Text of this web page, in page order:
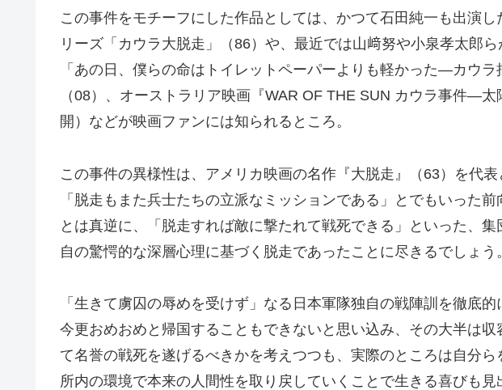
この事件をモチーフにした作品としては、かつて石田純一も出演
リーズ「カウラ大脱走」（86）や、最近では山﨑努や小泉孝太郎
「あの日、僕らの命はトイレットペーパーよりも軽かった―カウ
（08）、オーストラリア映画『WAR OF THE SUN カウラ事件―
開）などが映画ファンには知られるところ。
この事件の異様性は、アメリカ映画の名作『大脱走』（63）を代
「脱走もまた兵士たちの立派なミッションである」とでもいった
とは真逆に、「脱走すれば敵に撃たれて戦死できる」といった、
自の驚愕的な深層心理に基づく脱走であったことに尽きるでしょう。
「生きて虜囚の辱めを受けず」なる日本軍隊独自の戦陣訓を徹底的
今更おめおめと帰国することもできないと思い込み、その大半は
て名誉の戦死を遂げるべきかを考えつつも、実際のところは自分
所内の環境で本来の人間性を取り戻していくことで生きる喜びも